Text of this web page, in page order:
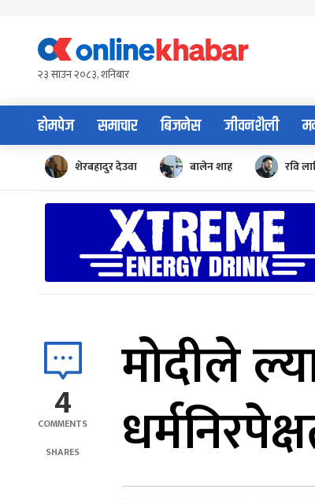
content२३ साउन २०८३, शनिबार
होमपेज समाचार बिजनेस जीवनशैली
शेरबहादुर देउवा बालेन शाह रवि
4
COMMENTS
SHARES
मोदीले